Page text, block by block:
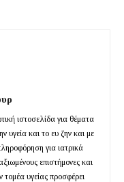
ιστοσελίδα για θέματα
υγεία και το ευ ζην και με
για ιατρικά
επιστήμονες και
τομέα υγείας προσφέρει